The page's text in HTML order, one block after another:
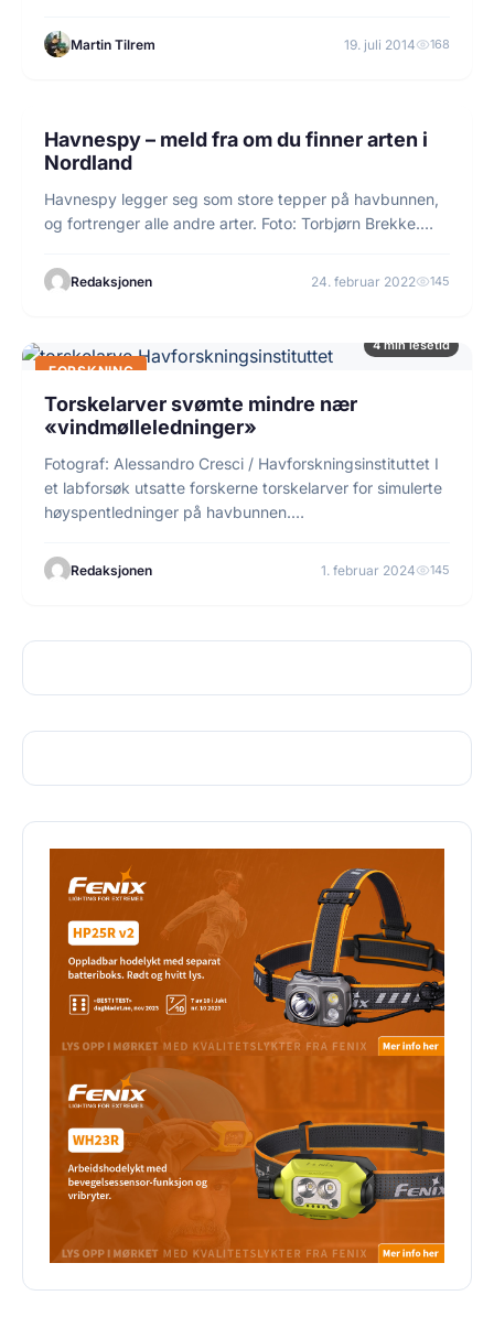
Martin Tilrem 19. juli 2014 168
FORSKNING
Havnespy – meld fra om du finner arten i
Nordland
Havnespy legger seg som store tepper på havbunnen,
og fortrenger alle andre arter. Foto: Torbjørn Brekke.…
Redaksjonen 24. februar 2022 145
FORSKNING
4 min lesetid
Torskelarver svømte mindre nær
«vindmølleledninger»
Fotograf: Alessandro Cresci / Havforskningsinstituttet I
et labforsøk utsatte forskerne torskelarver for simulerte
høyspentledninger på havbunnen.…
Redaksjonen 1. februar 2024 145